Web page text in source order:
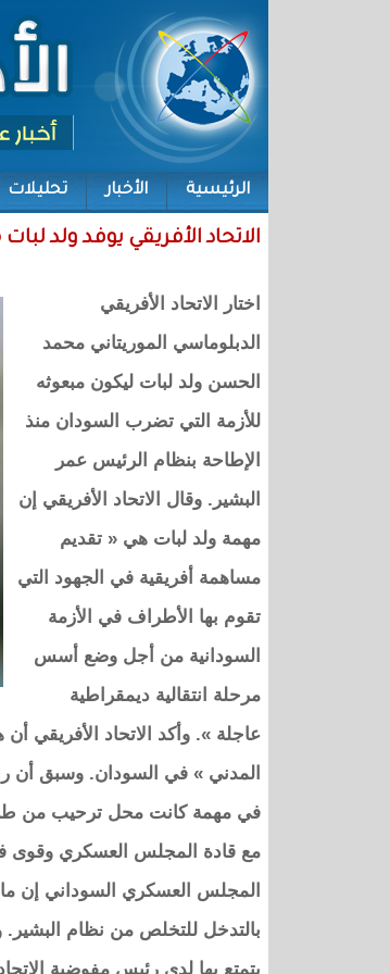
الرئيسية الأخبار تحليلات
الاتحاد الأفريقي يوفد ولد
اختار الاتحاد الأفريقي
الدبلوماسي الموريتاني محمد
الحسن ولد لبات ليكون مبعوثه
للأزمة التي تضرب السودان منذ
الإطاحة بنظام الرئيس عمر
البشير. وقال الاتحاد الأفريقي إن
مهمة ولد لبات هي « تقديم
مساهمة أفريقية في الجهود التي
تقوم بها الأطراف في الأزمة
السودانية من أجل وضع أسس
مرحلة انتقالية ديمقراطية
عاجلة ». وأكد الاتحاد الأفريقي
المدني » في السودان. وسبق أن
في مهمة كانت محل ترحيب من
مع قادة المجلس العسكري وقوى
المجلس العسكري السوداني إن ما
بالتدخل للتخلص من نظام البشير.
يتمتع بها لدى رئيس مفوضية